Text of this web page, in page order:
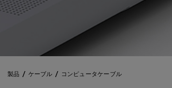
製品 ケーブル コンピュータケーブル